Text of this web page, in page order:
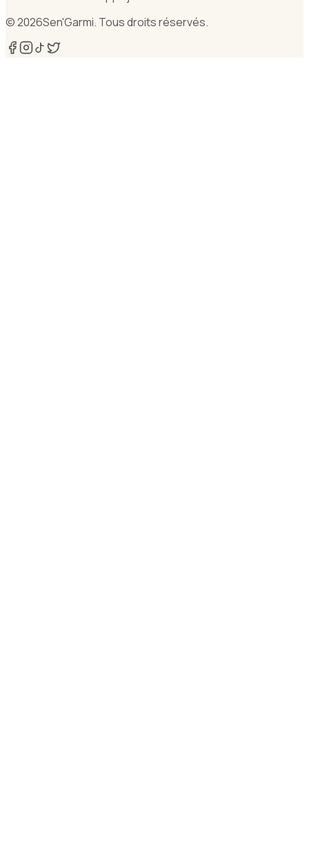
©2026Sen'Garmi. Tous droits réservés.